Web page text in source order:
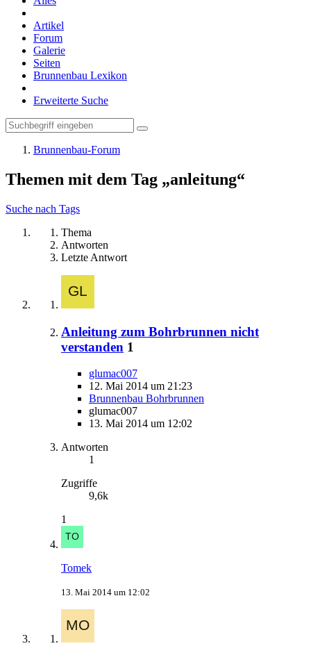
Artikel
Forum
Galerie
Seiten
Brunnenbau Lexikon
Erweiterte Suche
Brunnenbau-Forum
Themen mit dem Tag „anleitung“
Suche nach Tags
Thema
Antworten
Letzte Antwort
Anleitung zum Bohrbrunnen nicht
verstanden 1
glumac007
12. Mai 2014 um 21:23
Brunnenbau Bohrbrunnen
glumac007
13. Mai 2014 um 12:02
Antworten
1
Zugriffe
9,6k
1
Tomek
13. Mai 2014 um 12:02